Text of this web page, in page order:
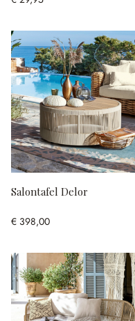
Salontafel Delor
€ 398,00